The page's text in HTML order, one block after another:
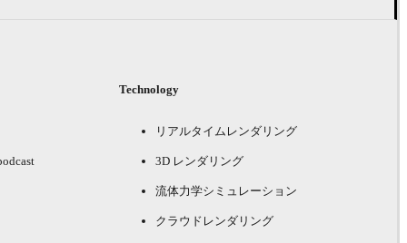
Technology
リアルタイムレンダリング
3D レンダリング
流体力学シミュレーション
クラウドレンダリング